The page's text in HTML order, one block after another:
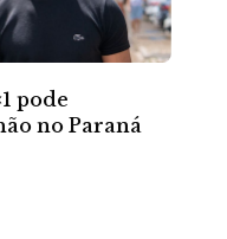
pode
no Paraná